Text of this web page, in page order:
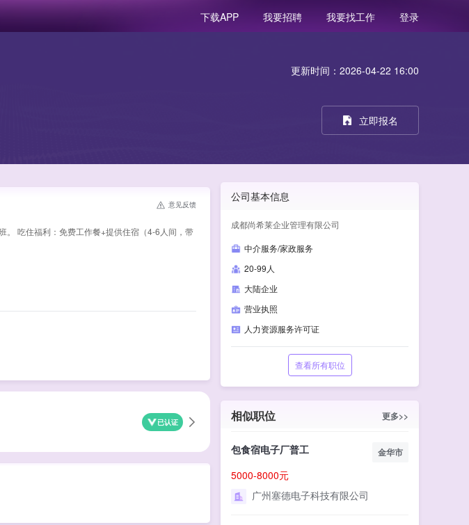
下载APP 我要招聘 我要找工作 登录
意见反馈
。 吃住福利：免费工作餐+提供住宿（4-6人间，带
已认证
更新时间：2026-04-22 16:00
立即报名
公司基本信息
成都尚希莱企业管理有限公司
中介服务/家政服务
20-99人
大陆企业
营业执照
人力资源服务许可证
查看所有职位
相似职位 更多>>
包食宿电子厂普工 金华市
5000-8000元
广州塞德电子科技有限公司